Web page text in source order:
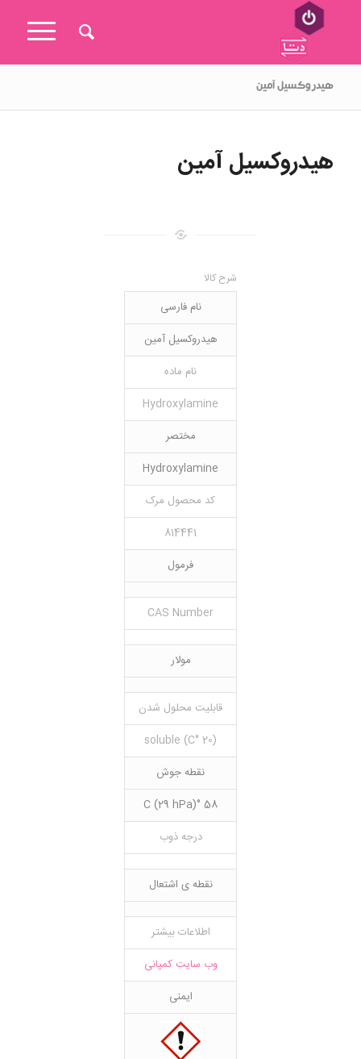
هیدروکسیل آمین
هیدروکسیل آمین
شرح کالا
نام فارسی
هیدروکسیل آمین
نام ماده
Hydroxylamine
مختصر
Hydroxylamine
کد محصول مرک
814441
فرمول
CAS Number
مولار
قابلیت محلول شدن
(20 °C) soluble
نقطه جوش
58 °C (29 hPa)
درجه ذوب
نقطه ی اشتعال
اطلاعات بیشتر
وب سایت کمپانی
ایمنی